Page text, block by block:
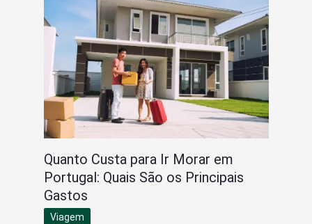
Quanto Custa para Ir Morar em
Portugal: Quais São os Principais
Gastos
Viagem